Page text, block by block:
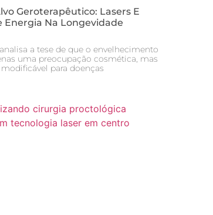
Geroterapêutico: Lasers E
Energia Na Longevidade
a tese de que o envelhecimento
uma preocupação cosmética, mas
para doenças